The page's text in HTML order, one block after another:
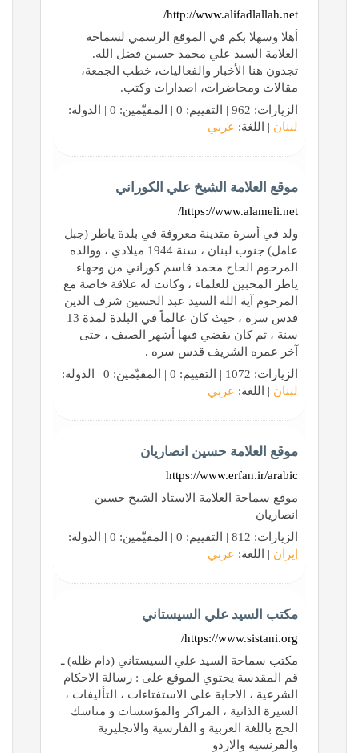
http://www.alifadlallah.net/
أهلا وسهلا بكم في الموقع الرسمي لسماحة
العلامة السيد علي محمد حسين فضل الله.
تجدون هنا الأخبار والفعاليات، خطب الجمعة،
مقالات ومحاضرات، اصدارات وكتب.
الزيارات: 962 | التقييم: 0 | المقيّمين: 0 | الدولة:
لبنان | اللغة: عربي
موقع العلامة الشيخ علي الكوراني
https://www.alameli.net/
ولد في أسرة متدينة معروفة في بلدة ياطر (جبل
عامل) جنوب لبنان ، سنة 1944 ميلادي ، ووالده
المرحوم الحاج محمد قاسم كوراني من وجهاء
ياطر المحبين للعلماء ، وكانت له علاقة خاصة مع
المرحوم آية الله السيد عبد الحسين شرف الدين
قدس سره ، حيث كان عالماً في البلدة لمدة 13
سنة ، ثم كان يقضي فيها أشهر الصيف ، حتى
آخر عمره الشريف قدس سره .
الزيارات: 1072 | التقييم: 0 | المقيّمين: 0 | الدولة:
لبنان | اللغة: عربي
موقع العلامة حسين انصاريان
https://www.erfan.ir/arabic
موقع سماحة العلامة الاستاد الشیخ حسین
انصاریان
الزيارات: 812 | التقييم: 0 | المقيّمين: 0 | الدولة:
إيران | اللغة: عربي
مكتب السيد علي السيستاني
https://www.sistani.org/
مكتب سماحة السيد علي السيستاني (دام ظله) ـ
قم المقدسة يحتوي الموقع على : رسالة الاحكام
الشرعية ، الاجابة على الاستفتاءات ، التأليفات ،
السيرة الذاتية ، المراكز والمؤسسات و مناسك
الحج باللغة العربية و الفارسية والانجليزية
والفرنسية والاردو